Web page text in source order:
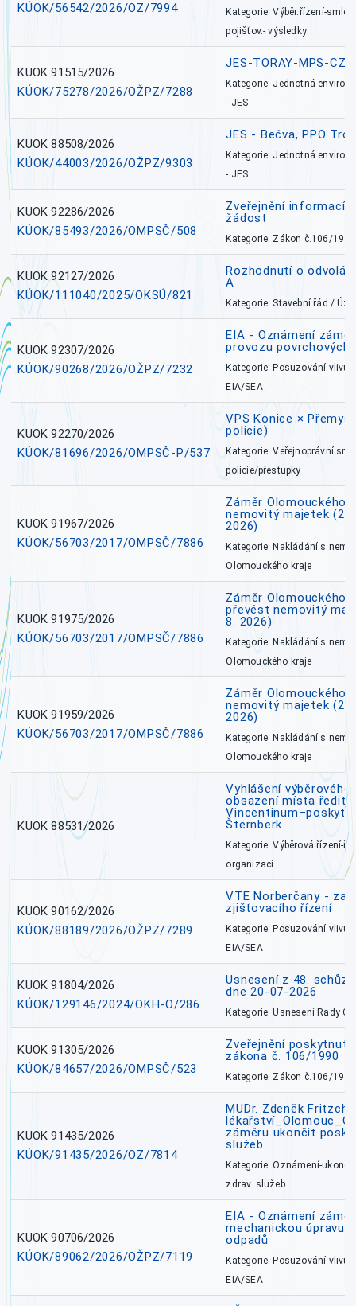
KÚOK/56542/2026/OZ/7994
Kategorie: Výběr.řízení-
pojišťov.- výsledky
KUOK 91515/2026
KÚOK/75278/2026/OŽPZ/7288
JES-TORAY-MPS-CZ
Kategorie: Jednotná
- JES
KUOK 88508/2026
KÚOK/44003/2026/OŽPZ/9303
JES - Bečva, PPO
Kategorie: Jednotná
- JES
KUOK 92286/2026
KÚOK/85493/2026/OMPSČ/508
Zveřejnění informací
žádost
Kategorie: Zákon č.106/1999
KUOK 92127/2026
KÚOK/111040/2025/OKSÚ/821
Rozhodnutí o
A
Kategorie: Stavební řád /
KUOK 92307/2026
KÚOK/90268/2026/OŽPZ/7232
EIA - Oznámení
provozu povrchových
Kategorie: Posuzování vlivů
EIA/SEA
KUOK 92270/2026
KÚOK/81696/2026/OMPSČ-P/537
VPS Konice ×
policie)
Kategorie: Veřejnoprávní
policie/přestupky
KUOK 91967/2026
KÚOK/56703/2017/OMPSČ/7886
Záměr Olomouckého
nemovitý majetek
2026)
Kategorie: Nakládání s
Olomouckého kraje
KUOK 91975/2026
KÚOK/56703/2017/OMPSČ/7886
Záměr Olomouckého
převést nemovitý
8. 2026)
Kategorie: Nakládání s
Olomouckého kraje
KUOK 91959/2026
KÚOK/56703/2017/OMPSČ/7886
Záměr Olomouckého
nemovitý majetek
2026)
Kategorie: Nakládání s
Olomouckého kraje
KUOK 88531/2026
Vyhlášení výběrového
obsazení místa
Šternberk
Kategorie: Výběrová řízení-
organizací
KUOK 90162/2026
KÚOK/88189/2026/OŽPZ/7289
VTE Norberčany -
zjišťovacího řízení
Kategorie: Posuzování vlivů
EIA/SEA
KUOK 91804/2026
KÚOK/129146/2024/OKH-O/286
Usnesení z 48.
dne 20-07-2026
Kategorie: Usnesení Rady
KUOK 91305/2026
KÚOK/84657/2026/OMPSČ/523
Zveřejnění poskytnutí
zákona č. 106/1990
Kategorie: Zákon č.106/1999
KUOK 91435/2026
KÚOK/91435/2026/OZ/7814
MUDr. Zdeněk
záměru ukončit
služeb
Kategorie: Oznámení-
zdrav. služeb
KUOK 90706/2026
KÚOK/89062/2026/OŽPZ/7119
EIA - Oznámení
mechanickou úpravu
odpadů
Kategorie: Posuzování vlivů
EIA/SEA